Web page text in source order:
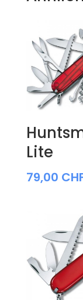
Lite
79,00